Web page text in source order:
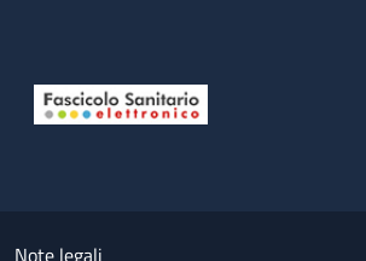
Small prints
Note legali